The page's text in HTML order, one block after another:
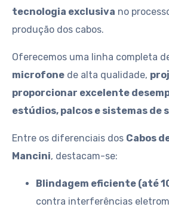
tecnologia exclusiva no
produção dos cabos.
Oferecemos uma linha completa
microfone de alta qualidade,
proporcionar excelente
estúdios, palcos e sistemas de
Entre os diferenciais dos Cabos
Mancini, destacam-se:
Blindagem eficiente (até
contra interferências